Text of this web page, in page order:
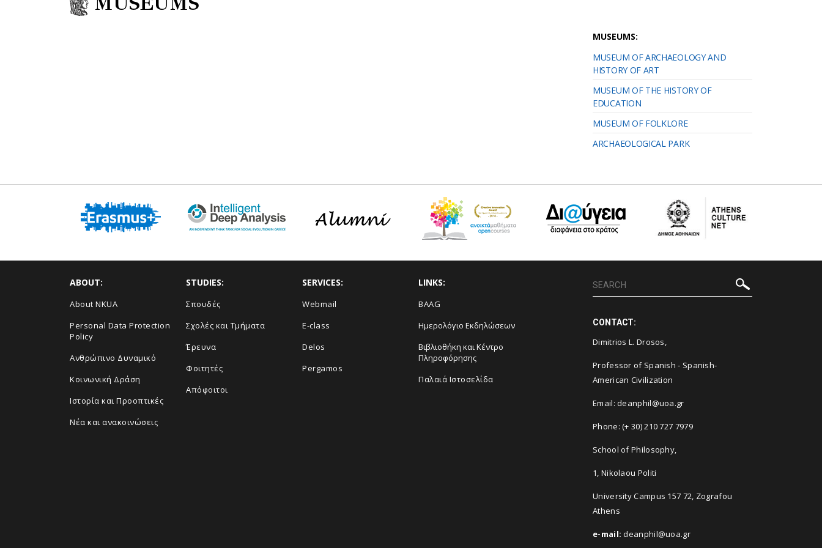
MUSEUMS:
MUSEUM OF ARCHAEOLOGY AND
HISTORY OF ART
MUSEUM OF THE HISTORY OF
EDUCATION
MUSEUM OF FOLKLORE
ARCHAEOLOGICAL PARK
ABOUT:
About NKUA
Personal Data Protection
Policy
Ανθρώπινο Δυναμικό
Κοινωνική Δράση
Ιστορία και Προοπτικές
Νέα και ανακοινώσεις
STUDIES:
Σπουδές
Σχολές και Τμήματα
Έρευνα
Φοιτητές
Απόφοιτοι
SERVICES:
Webmail
E-class
Delos
Pergamos
LINKS:
BAAG
Ημερολόγιο Εκδηλώσεων
Βιβλιοθήκη και Κέντρο
Πληροφόρησης
Παλαιά Ιστοσελίδα
CONTACT:
Dimitrios L. Drosos,
Professor of Spanish - Spanish-
American Civilization
Email: deanphil@uoa.gr
Phone: (+ 30) 210 727 7979
School of Philosophy,
1, Nikolaou Politi
University Campus 157 72, Zografou
Athens
e-mail: deanphil@uoa.gr